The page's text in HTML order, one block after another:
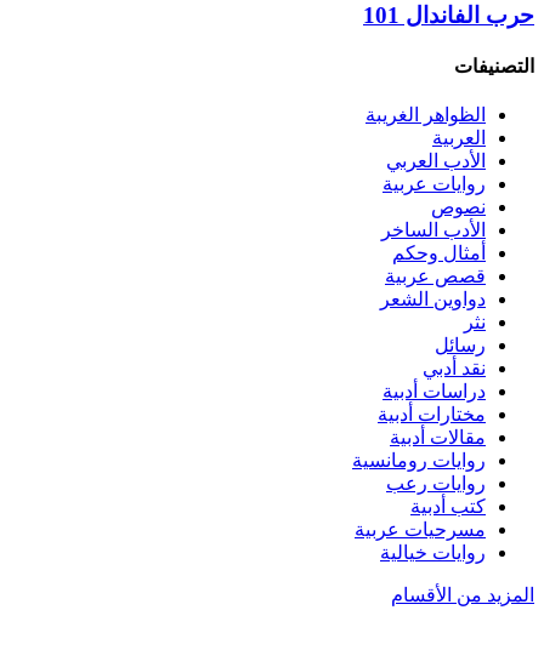
حرب الفاندال 101
التصنيفات
الظواهر الغريبة‏
العربية
الأدب العربي
روايات عربية
نصوص
الأدب الساخر
أمثال وحكم
قصص عربية
دواوين الشعر
نثر
رسائل
نقد أدبي
دراسات أدبية
مختارات أدبية
مقالات أدبية
روايات رومانسية
روايات رعب
كتب أدبية
مسرحيات عربية
روايات خيالية
المزيد من الأقسام